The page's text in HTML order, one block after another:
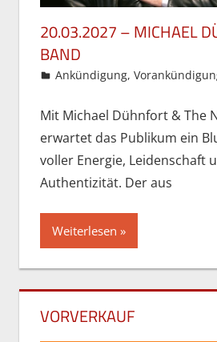
20.03.2027 – MICHAEL
BAND
6. Mai 2026
Gordon Ohlendorf
Ankündigung,
Mit Michael Dühnfort & The
erwartet das Publikum ein
voller Energie, Leidenschaft
Authentizität. Der aus
Weiterlesen
VORVERKAUF